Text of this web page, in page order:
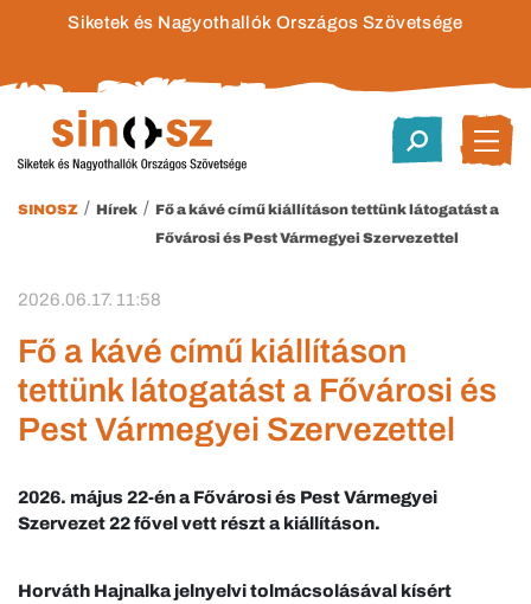
Siketek és Nagyothallók Országos Szövetsége
SINOSZ / Hírek / Fő a kávé című kiállításon tettünk látogatást a
Fővárosi és Pest Vármegyei Szervezettel
2026.06.17. 11:58
Fő a kávé című kiállításon
tettünk látogatást a Fővárosi és
Pest Vármegyei Szervezettel
2026. május 22-én a Fővárosi és Pest Vármegyei
Szervezet 22 fővel vett részt a kiállításon.
Horváth Hajnalka jelnyelvi tolmácsolásával kísért